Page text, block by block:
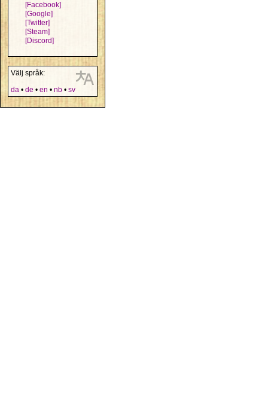
[Facebook]
[Google]
[Twitter]
[Steam]
[Discord]
Välj språk:
da • de • en • nb • sv